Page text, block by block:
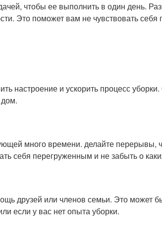
чтобы ее выполнить в один день.
Это поможет вам не чувствовать
настроение и ускорить процесс
много времени. делайте перерывы,
себя перегруженным и не забыть о
друзей или членов семьи. Это может
если у вас нет опыта уборки.